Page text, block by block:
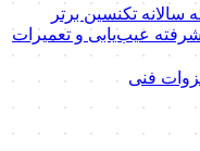
سالانه تکنسین برتر
عیب‌یابی و تعمیرات
فنی